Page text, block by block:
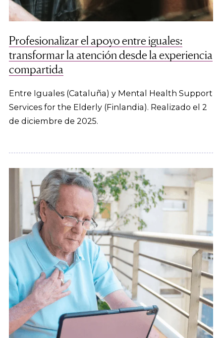
Profesionalizar el apoyo entre iguales:
transformar la atención desde la experiencia
compartida
Entre Iguales (Cataluña) y Mental Health Support
Services for the Elderly (Finlandia). Realizado el 2
de diciembre de 2025.